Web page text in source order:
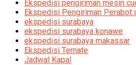
Ekspedisi pengiriman mesin
Ekspedisi Pengiriman Perabot
ekspedisi surabaya
ekspedisi surabaya konawe
ekspedisi surabaya makassar
Ekspedisi Ternate
Jadwal Kapal